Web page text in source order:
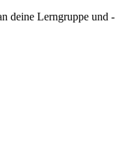
deine Lerngruppe und -